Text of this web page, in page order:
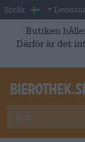
Skip to main content
Språk: Swedish
Butiken
Därför är det